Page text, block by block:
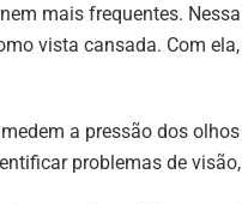
mais frequentes.
vista cansada. Com
a pressão dos
problemas de